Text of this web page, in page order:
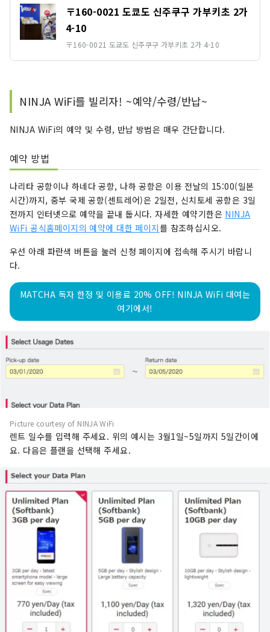
〒160-0021 도쿄도 신주쿠구 가부키초 2가
4-10
〒160-0021 도쿄도 신주쿠구 가부키초 2가 4-10
NINJA WiFi를 빌리자! ~예약/수령/반납~
NINJA WiFi의 예약 및 수령, 반납 방법은 매우 간단합니다.
예약 방법
나리타 공항이나 하네다 공항, 나하 공항은 이용 전날의 15:00(일본
시간)까지, 중부 국제 공항(센트레어)은 2일전, 신치토세 공항은 3일
전까지 인터넷으로 예약을 끝내 둡시다. 자세한 예약기한은 NINJA
WiFi 공식홈페이지의 예약에 대한 페이지를 참조하십시오.
우선 아래 파란색 버튼을 눌러 신청 페이지에 접속해 주시기 바랍니
다.
MATCHA 독자 한정 및 이용료 20% OFF! NINJA WiFi 대여는
여기에서!
Picture courtesy of NINJA WiFi
렌트 일수를 입력해 주세요. 위의 예시는 3월1일~5일까지 5일간이에
요. 다음은 플랜을 선택해 주세요.